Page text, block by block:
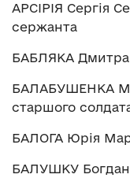
АРСІРІЯ Сергія
сержанта
БАБЛЯКА
БАЛАБУШЕНКА
старшого
БАЛОГА Юрія
БАЛУШКУ